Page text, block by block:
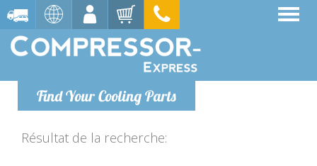
Find Your Cooling Parts
Résultat de la recherche: